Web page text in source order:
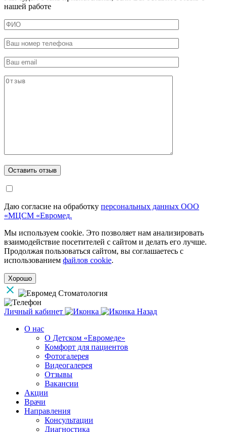
нашей работе
Даю согласие на обработку персональных данных ООО
«МЦСМ «Евромед.
Мы используем cookie. Это позволяет нам анализировать
взаимодействие посетителей с сайтом и делать его лучше.
Продолжая пользоваться сайтом, вы соглашаетесь с
использованием файлов cookie.
Хорошо
Личный кабинет
Назад
О нас
О Детском «Евромеде»
Комфорт для пациентов
Фотогалерея
Видеогалерея
Отзывы
Вакансии
Акции
Врачи
Направления
Консультации
Диагностика